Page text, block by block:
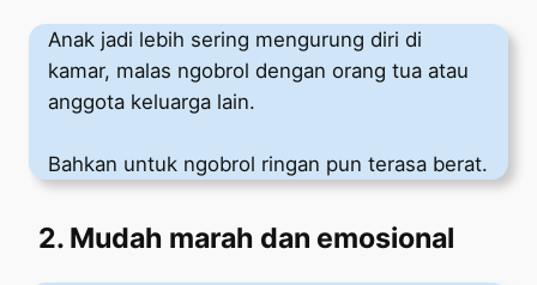
Anak jadi lebih sering mengurung diri di
kamar, malas ngobrol dengan orang tua atau
anggota keluarga lain.
Bahkan untuk ngobrol ringan pun terasa berat.
2. Mudah marah dan emosional